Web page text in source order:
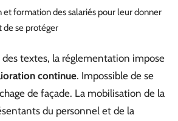
et formation des salariés pour leur donner
de se protéger
textes, la réglementation impose
continue. Impossible de se
de façade. La mobilisation de la
du personnel et de la